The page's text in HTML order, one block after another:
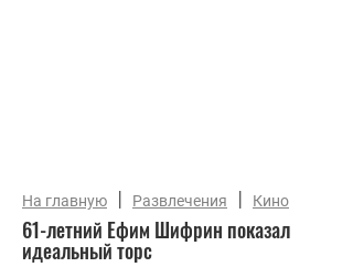
На главную | Развлечения | Кино
61-летний Ефим Шифрин показал
идеальный торс